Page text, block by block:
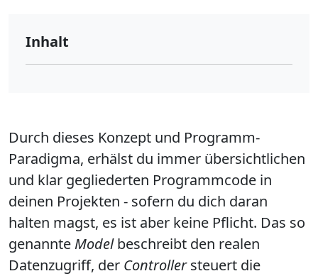
Inhalt
Durch dieses Konzept und Programm-
Paradigma, erhälst du immer übersichtlichen
und klar gegliederten Programmcode in
deinen Projekten - sofern du dich daran
halten magst, es ist aber keine Pflicht. Das so
genannte Modelbeschreibt den realen
Datenzugriff, der Controllersteuert die